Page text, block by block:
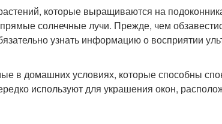
которые выращиваются на
солнечные лучи. Прежде, чем
узнать информацию о восприятии
в домашних условиях, которые способны
используют для украшения окон,